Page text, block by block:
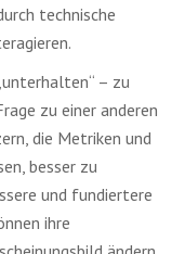
technische
– zu
zu einer anderen
die Metriken und
besser zu
und fundiertere
ihre